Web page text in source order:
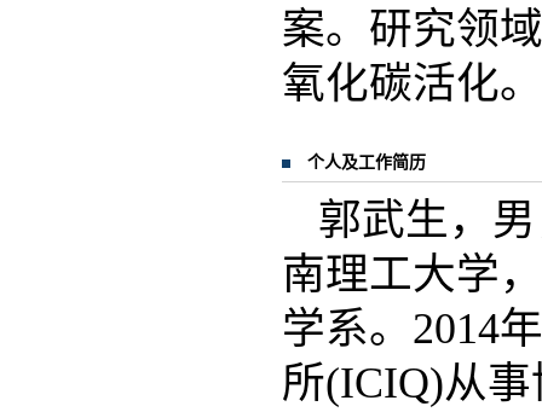
案。研究领
氧化碳活化。
个人及工作简历
郭武生，
南理工大学
学系。2014
所(ICIQ)从